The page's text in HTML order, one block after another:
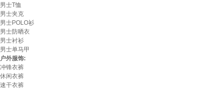
男士T恤
男士夹克
男士POLO衫
男士防晒衣
男士衬衫
男士单马甲
户外服饰:
冲锋衣裤
休闲衣裤
速干衣裤